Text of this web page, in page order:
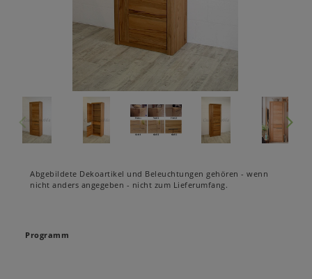
Abgebildete Dekoartikel und Beleuchtungen gehören - wenn
nicht anders angegeben - nicht zum Lieferumfang.
Programm